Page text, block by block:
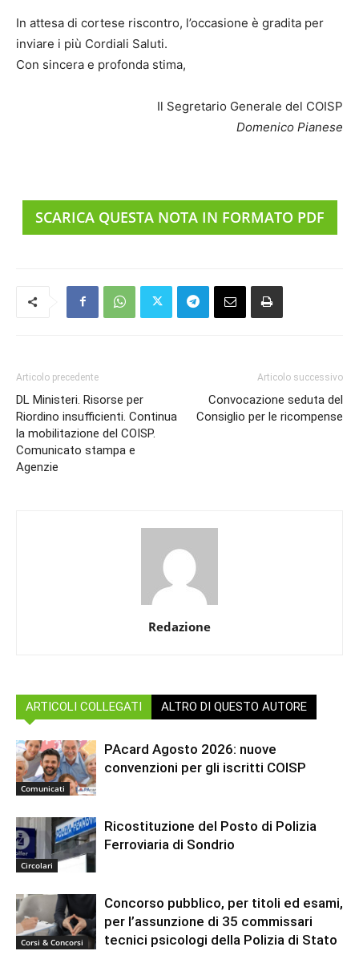
In attesa di cortese riscontro, l’occasione è gradita per
inviare i più Cordiali Saluti.
Con sincera e profonda stima,
Il Segretario Generale del COISP
Domenico Pianese
SCARICA QUESTA NOTA IN FORMATO PDF
Articolo precedente
DL Ministeri. Risorse per
Riordino insufficienti. Continua
la mobilitazione del COISP.
Comunicato stampa e
Agenzie
Articolo successivo
Convocazione seduta del
Consiglio per le ricompense
Redazione
ARTICOLI COLLEGATI ALTRO DI QUESTO AUTORE
Comunicati
PAcard Agosto 2026: nuove
convenzioni per gli iscritti COISP
Circolari
Ricostituzione del Posto di Polizia
Ferroviaria di Sondrio
Corsi & Concorsi
Concorso pubblico, per titoli ed esami,
per l’assunzione di 35 commissari
tecnici psicologi della Polizia di Stato